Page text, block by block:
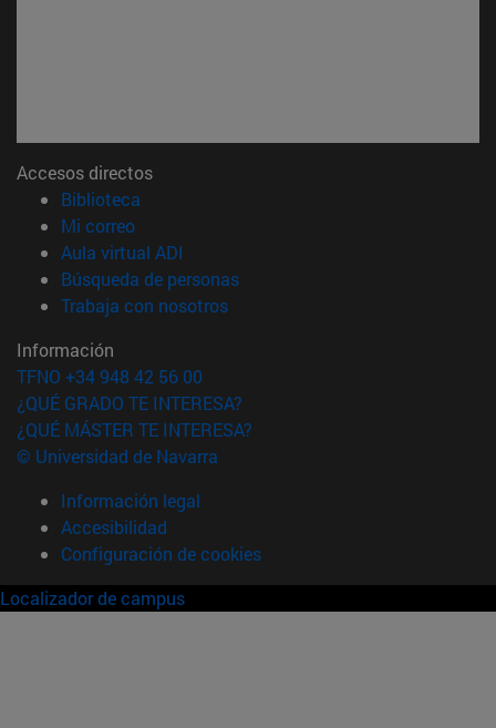
Accesos directos
Biblioteca
Mi correo(abre en nueva ventana)
Aula virtual ADI
Búsqueda de personas(abre en nueva ventana)
Trabaja con nosotros(abre en nueva ventana)
Información
TFNO +34 948 42 56 00
¿QUÉ GRADO TE INTERESA?
¿QUÉ MÁSTER TE INTERESA?
© Universidad de Navarra
Información legal
Accesibilidad
Configuración de cookies
Localizador de campus